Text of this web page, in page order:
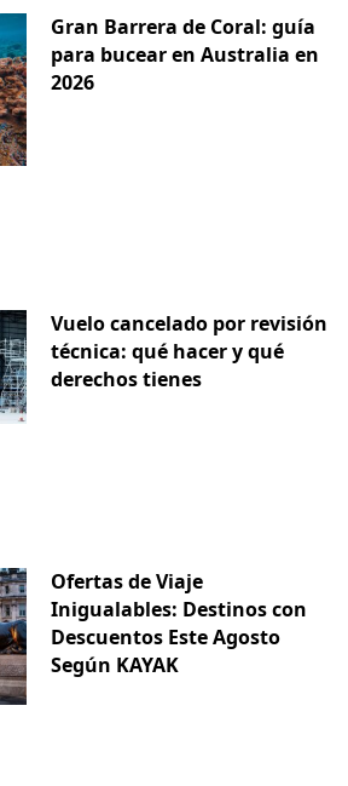
Gran Barrera de Coral: guía
para bucear en Australia en
2026
Vuelo cancelado por revisión
técnica: qué hacer y qué
derechos tienes
Ofertas de Viaje
Inigualables: Destinos con
Descuentos Este Agosto
Según KAYAK